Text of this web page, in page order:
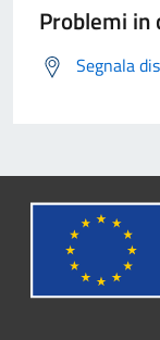
Problemi in
Segnala